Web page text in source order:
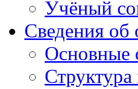
Учёный
Сведения об
Основные